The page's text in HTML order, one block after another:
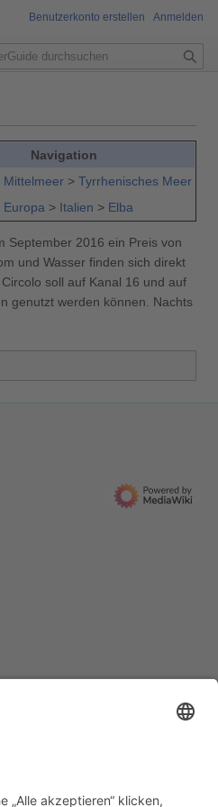
Navigation
Mittelmeer > Tyrrhenisches Meer
Europa > Italien > Elba
September 2016 ein Preis von
und Wasser finden sich direkt
soll auf Kanal 16 und auf
genutzt werden können. Nachts
Benutzerkonto erstellen Anmelden